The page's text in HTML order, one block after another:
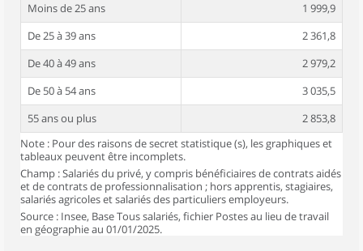
Moins de 25 ans
1 999,9
De 25 à 39 ans
2 361,8
De 40 à 49 ans
2 979,2
De 50 à 54 ans
3 035,5
55 ans ou plus
2 853,8
Note : Pour des raisons de secret statistique (s), les graphiques et
tableaux peuvent être incomplets.
Champ : Salariés du privé, y compris bénéficiaires de contrats aidés
et de contrats de professionnalisation ; hors apprentis, stagiaires,
salariés agricoles et salariés des particuliers employeurs.
Source : Insee, Base Tous salariés, fichier Postes au lieu de travail
en géographie au 01/01/2025.